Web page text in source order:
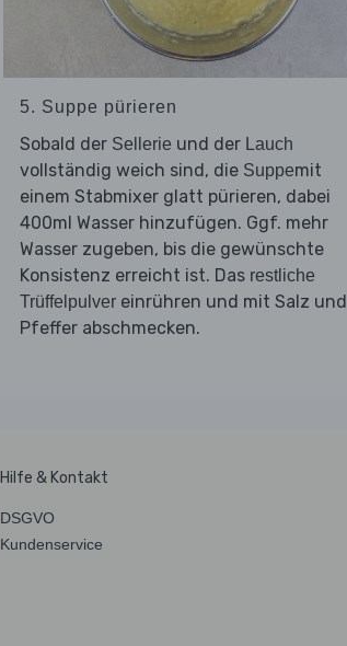
5. Suppe pürieren
Sobald der Sellerie und der Lauch
vollständig weich sind, die Suppemit
einem Stabmixer glatt pürieren, dabei
400ml Wasser hinzufügen. Ggf. mehr
Wasser zugeben, bis die gewünschte
Konsistenz erreicht ist. Das restliche
Trüffelpulvereinrühren und mit Salz und
Pfeffer abschmecken.
Hilfe & Kontakt
DSGVO
Kundenservice